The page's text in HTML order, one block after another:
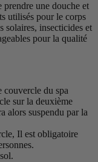
une douche et
utilisés pour le corps
solaires, insecticides et
pour la qualité
couvercle du spa
sur la deuxième
alors suspendu par la
Il est obligatoire